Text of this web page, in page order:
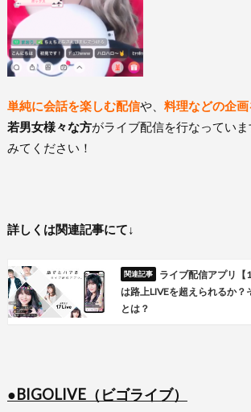
単純に会話を楽しむ配信や、 料理などの企
若男女様々な方がライブ配信を行なってい
みてください！
詳しくは関連記事にて↓
ライブ配信アプリ【
は路上LIVEを超えられるか？
とは？
●BIGOLIVE（ビゴライブ）